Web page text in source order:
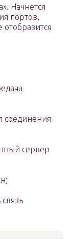
Начнется
портов,
отобразится
соединения
сервер
связь